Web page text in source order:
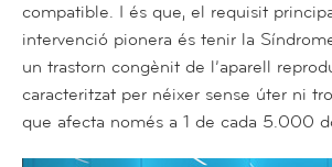
compatible. I és que, el requisit
intervenció pionera és tenir la
un trastorn congènit de l’aparell
caracteritzat per néixer sense úter ni
que afecta només a 1 de cada 5.000